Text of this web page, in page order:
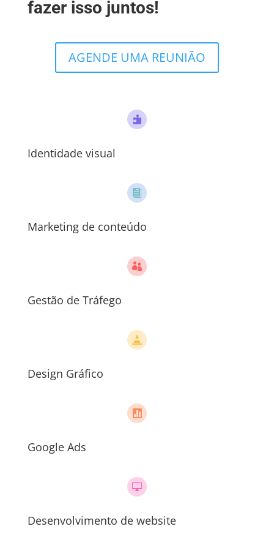
fazer isso juntos!
AGENDE UMA REUNIÃO

Identidade visual

Marketing de conteúdo

Gestão de Tráfego

Design Gráfico

Google Ads

Desenvolvimento de website